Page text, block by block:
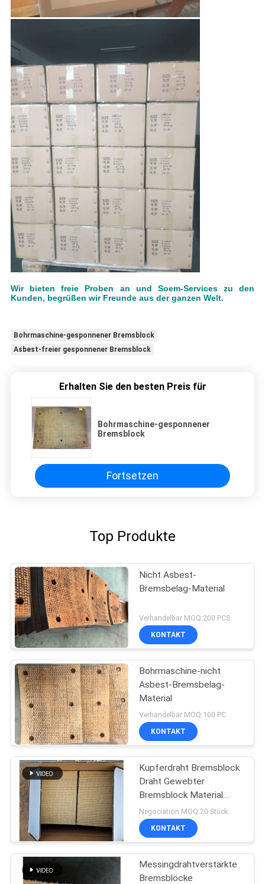
Wir bieten freie Proben an und Soem-Services zu den
Kunden, begrüßen wir Freunde aus der ganzen Welt.
Bohrmaschine-gesponnener Bremsblock
Asbest-freier gesponnener Bremsblock
Erhalten Sie den besten Preis für
Bohrmaschine-gesponnener
Bremsblock
Fortsetzen
Top Produkte
Nicht Asbest-
Bremsbelag-Material
Verhandelbar MOQ:200 PCS
KONTAKT
Bohrmaschine-nicht
Asbest-Bremsbelag-
Material
Verhandelbar MOQ:100 PC
KONTAKT
Kupferdraht Bremsblock
Draht Gewebter
Bremsblock Material
Messingdraht verstärkt
Negociation MOQ:20 Stück
KONTAKT
Messingdrahtverstärkte
Bremsblöcke